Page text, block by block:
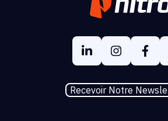
Recevoir Notre